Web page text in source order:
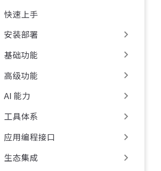
快速上手
安装部署
基础功能
高级功能
AI 能力
工具体系
应用编程接口
生态集成